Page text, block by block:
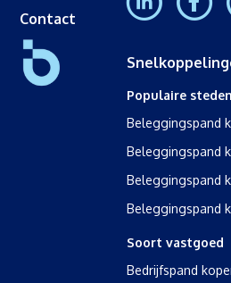
Contact
Populaire steden
Beleggingspand
Beleggingspand
Beleggingspand
Beleggingspand
Soort vastgoed
Bedrijfspand